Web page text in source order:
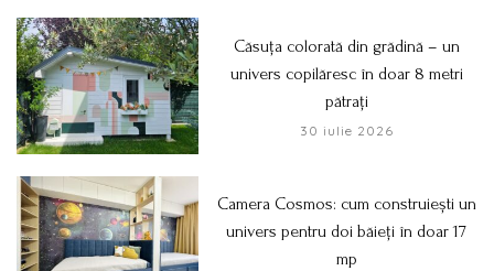
Căsuța colorată din grădină – un
univers copilăresc în doar 8 metri
pătrați
30 iulie 2026
Camera Cosmos: cum construiești un
univers pentru doi băieți în doar 17
mp